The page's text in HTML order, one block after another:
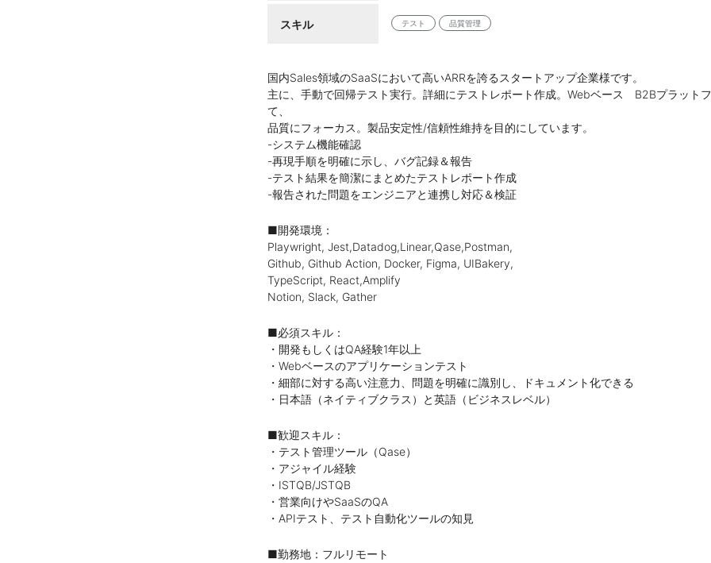
スキル テスト 品質管理
国内Sales領域のSaaSにおいて高いARRを誇るスタートアップ企業様です。
主に、手動で回帰テスト実行。詳細にテストレポート作成。Webベース B2Bプラット
て、
品質にフォーカス。製品安定性/信頼性維持を目的にしています。
-システム機能確認
-再現手順を明確に示し、バグ記録＆報告
-テスト結果を簡潔にまとめたテストレポート作成
-報告された問題をエンジニアと連携し対応＆検証
■開発環境：
Playwright, Jest,Datadog,Linear,Qase,Postman,
Github, Github Action, Docker, Figma, UIBakery,
TypeScript, React,Amplify
Notion, Slack, Gather
■必須スキル：
・開発もしくはQA経験1年以上
・Webベースのアプリケーションテスト
・細部に対する高い注意力、問題を明確に識別し、ドキュメント化できる
・日本語（ネイティブクラス）と英語（ビジネスレベル）
■歓迎スキル：
・テスト管理ツール（Qase）
・アジャイル経験
・ISTQB/JSTQB
・営業向けやSaaSのQA
・APIテスト、テスト自動化ツールの知見
■勤務地：フルリモート